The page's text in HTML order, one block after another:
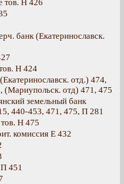
тов. Н 426
банк (Екатеринославск.
Н 424
отд.) 474,
(Мариупольск. отд) 471, 475
земельный банк
440-453, 471, 475, П 281
Н 475
комиссия Е 432
П 451